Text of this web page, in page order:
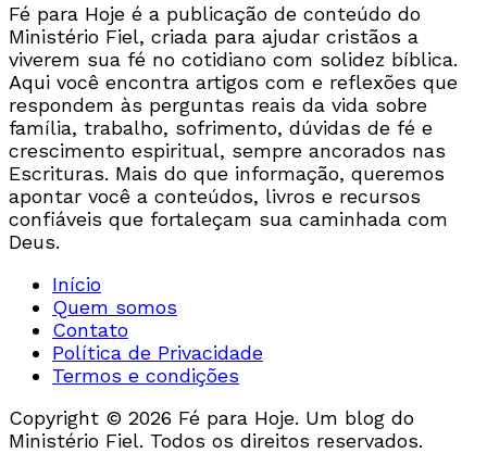
Fé para Hoje é a publicação de conteúdo do
Ministério Fiel, criada para ajudar cristãos a
viverem sua fé no cotidiano com solidez bíblica.
Aqui você encontra artigos com e reflexões que
respondem às perguntas reais da vida sobre
família, trabalho, sofrimento, dúvidas de fé e
crescimento espiritual, sempre ancorados nas
Escrituras. Mais do que informação, queremos
apontar você a conteúdos, livros e recursos
confiáveis que fortaleçam sua caminhada com
Deus.
Início
Quem somos
Contato
Política de Privacidade
Termos e condições
Copyright © 2026 Fé para Hoje. Um blog do
Ministério Fiel. Todos os direitos reservados.